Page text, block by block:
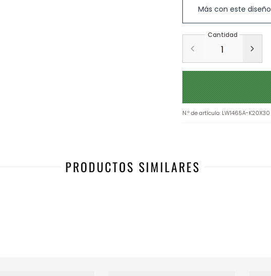
Más con este diseño
Cantidad
N.º de artículo: LW1465A-K20X30
PRODUCTOS SIMILARES